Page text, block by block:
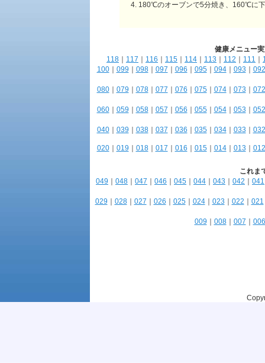
180℃のオーブンで5分焼き、160℃に
健康メニュー
118
117 116 115 114 113 112 111
100｜ 099 098｜ 097 096 095｜ 094｜ 093 092
080｜ 079 078｜ 077 076 075｜ 074｜ 073 072
060｜ 059 058｜ 057 056 055｜ 054｜ 053 052
040｜ 039 038｜ 037 036 035｜ 034｜ 033 032
020｜ 019 018｜ 017 016 015｜ 014｜ 013 012
これま
049
048 047 046 045 044 043 042 041
029 028｜ 027 026 025｜ 024｜ 023 022 021
009 008｜ 007 006